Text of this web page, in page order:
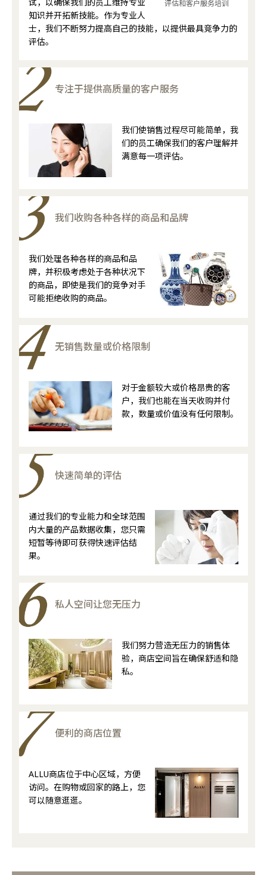
评估和客户服务培训
知识并开拓新技能。作为专业人
士，我们不断努力提高自己的技能，以提供最具竞争力的
评估。
专注于提供高质量的客户服务
我们使销售过程尽可能简单，我
们的员工确保我们的客户理解并
满意每一项评估。
我们收购各种各样的商品和品牌
我们处理各种各样的商品和品
牌，并积极考虑处于各种状况下
的商品，即使是我们的竞争对手
可能拒绝收购的商品。
无销售数量或价格限制
对于金额较大或价格昂贵的客
户，我们也能在当天收购并付
款，数量或价值没有任何限制。
快速简单的评估
通过我们的专业能力和全球范围
内大量的产品数据收集，您只需
短暂等待即可获得快速评估结
果。
私人空间让您无压力
我们努力营造无压力的销售体
验，商店空间旨在确保舒适和隐
私。
便利的商店位置
ALLU商店位于中心区域，方便
访问。在购物或回家的路上，您
可以随意逛逛。